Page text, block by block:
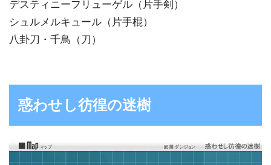
デスティニーフリューゲル（片手剣）
シュルメルキュール（片手棍）
八卦刀・千鳥（刀）
惑わせし彷徨の迷樹